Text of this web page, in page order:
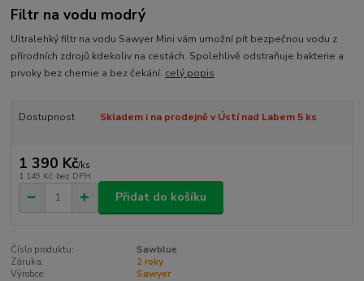
Filtr na vodu modrý
Ultralehký filtr na vodu Sawyer Mini vám umožní pít bezpečnou vodu z
přírodních zdrojů kdekoliv na cestách. Spolehlivě odstraňuje bakterie a
prvoky bez chemie a bez čekání. celý popis
Dostupnost Skladem i na prodejně v Ústí nad Labem 5 ks
1 390 Kč/ks
1 149 Kč bez DPH
Přidat do košíku
Číslo produktu:
Sawblue
Záruka:
2 roky
Výrobce:
Sawyer